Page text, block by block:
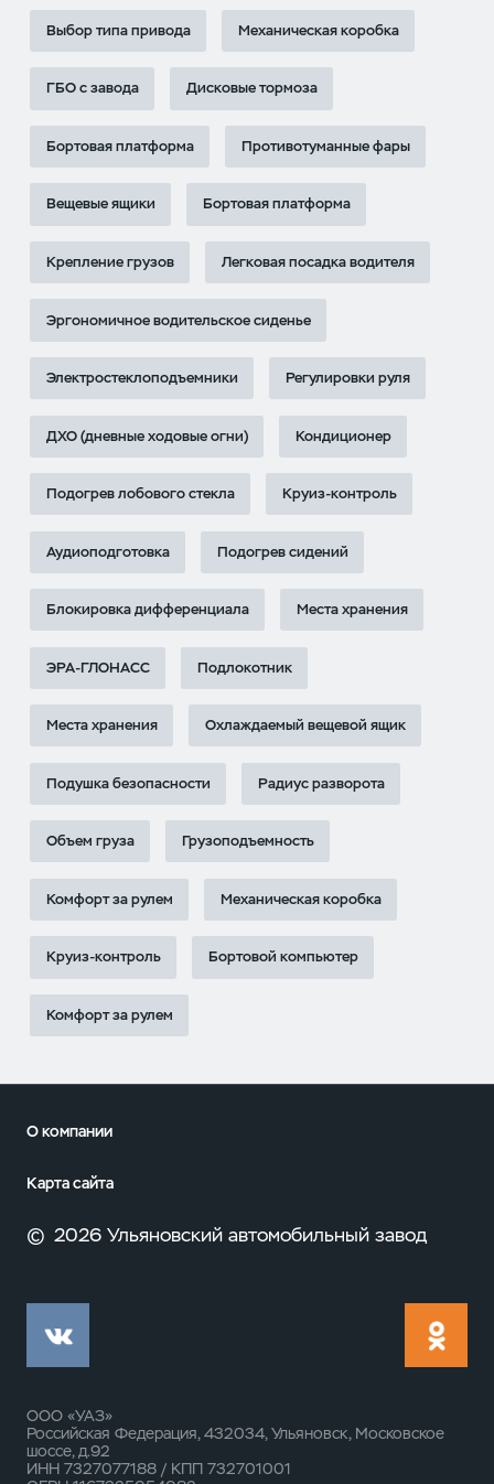
Выбор типа привода Механическая коробка
ГБО с завода Дисковые тормоза
Бортовая платформа Противотуманные фары
Вещевые ящики Бортовая платформа
Крепление грузов Легковая посадка водителя
Эргономичное водительское сиденье
Электростеклоподъемники Регулировки руля
ДХО (дневные ходовые огни) Кондиционер
Подогрев лобового стекла Круиз-контроль
Аудиоподготовка Подогрев сидений
Блокировка дифференциала Места хранения
ЭРА-ГЛОНАСС Подлокотник
Места хранения Охлаждаемый вещевой ящик
Подушка безопасности Радиус разворота
Объем груза Грузоподъемность
Комфорт за рулем Механическая коробка
Круиз-контроль Бортовой компьютер
Комфорт за рулем
О компании
Карта сайта
© 2026 Ульяновский автомобильный завод
ООО «УАЗ»
Российская Федерация, 432034, Ульяновск, Московское
шоссе, д.92
ИНН 7327077188 / КПП 732701001